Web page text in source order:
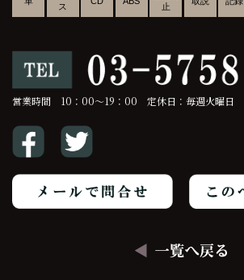
ス
止
営業時間 10：00～19：00 定休日：毎週火曜日